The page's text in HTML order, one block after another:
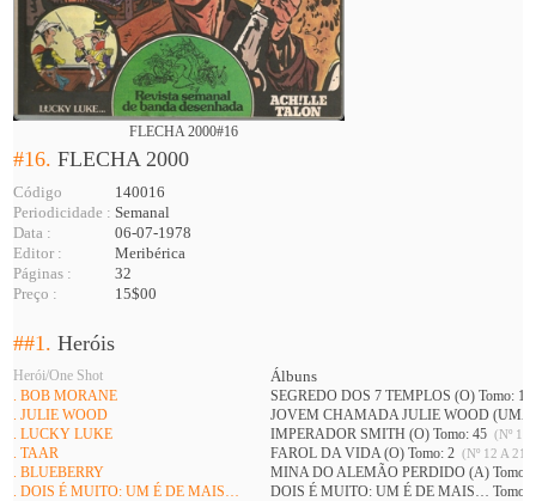
FLECHA 2000#16
#16.FLECHA 2000
Código
140016
Periodicidade : Semanal
Data :
06-07-1978
Editor :
Meribérica
Páginas :
32
Preço :
15$00
##1.Heróis
Herói/One Shot Álbuns
. BOB MORANE
SEGREDO DOS 7 TEMPLOS (O) Tomo: 10
. JULIE WOOD
JOVEM CHAMADA JULIE WOOD
. LUCKY LUKE
IMPERADOR SMITH (O) Tomo: 45 (Nº 11
. TAAR FAROL DA VIDA (O) Tomo: 2 (Nº 12 A 21 )
. BLUEBERRY
MINA DO ALEMÃO PERDIDO (A) Tomo:
. DOIS É MUITO: UM É DE MAIS…
DOIS É MUITO: UM É DE MAIS… Tomo: